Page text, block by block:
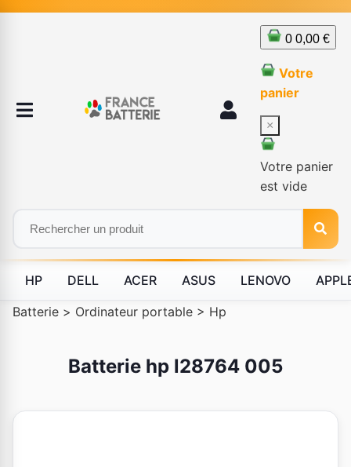
0 0,00 €
Votre
panier
×
Votre panier
est vide
HP DELL ACER ASUS LENOVO
Batterie > Ordinateur portable > Hp
Batterie hp l28764 005